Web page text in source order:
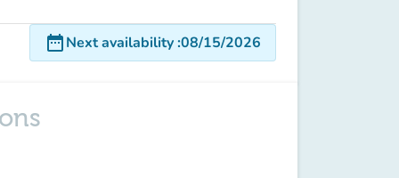
date_rangeNext availability:08/15/2026